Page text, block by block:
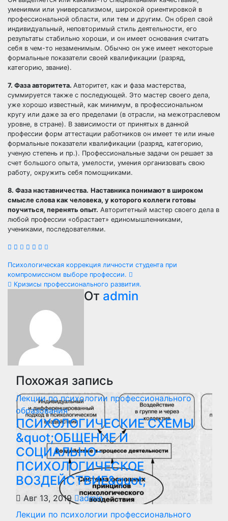
умениями или универсализмом, широкой ориентировкой в
профессиональной области, или тем и другим. Он обрел свой
индивидуальный, неповторимый стиль деятельности, его
результаты стабильно хороши, и он имеет основания считать
себя в чем-то незаменимым. Обычно он уже имеет некоторые
формальные показатели своей квалификации (разряд,
категорию, звание).
7. Фаза авторитета. Авторитет, как и фаза мастерства,
суммируется также с последующей. Это мастер своего дела,
уже хорошо известный, как минимум, в профессиональном
кругу или даже за его пределами (в отрасли, на межотраслевом
уровне, в стране). В зависимости от принятых в данной
профессии форм аттестации работников он имеет те или иные
формальные показатели квалификации (разряд, категорию,
ученую степень и пр.). Профессиональные задачи он решает за
счет большого опыта, умелости, умения организовать свою
работу, окружить себя помощниками.
8. Фаза наставничества. Наставника понимают в широком
смысле слова как человека, у которого коллеги готовы
поучиться, перенять опыт. Авторитетный мастер своего дела в
любой профессии «обрастает» единомышленниками,
учениками, последователями.
Навигация
по
записям
Психологическая коррекция личности студента при
компромиссном выборе профессии.
Кризисы профессионального развития.
От admin
Похожая запись
Лекции по психологии профессионального
образования
ПСИХОЛОГИЧЕСКИЕ СХЕМЫ
&quot;ОБЩЕНИЕ И
СОЦИАЛЬНО-
ПСИХОЛОГИЧЕСКОЕ
ВОЗДЕЙСТВИЕ&quot;
Авг 13, 2019 admin
Лекции по психологии профессионального